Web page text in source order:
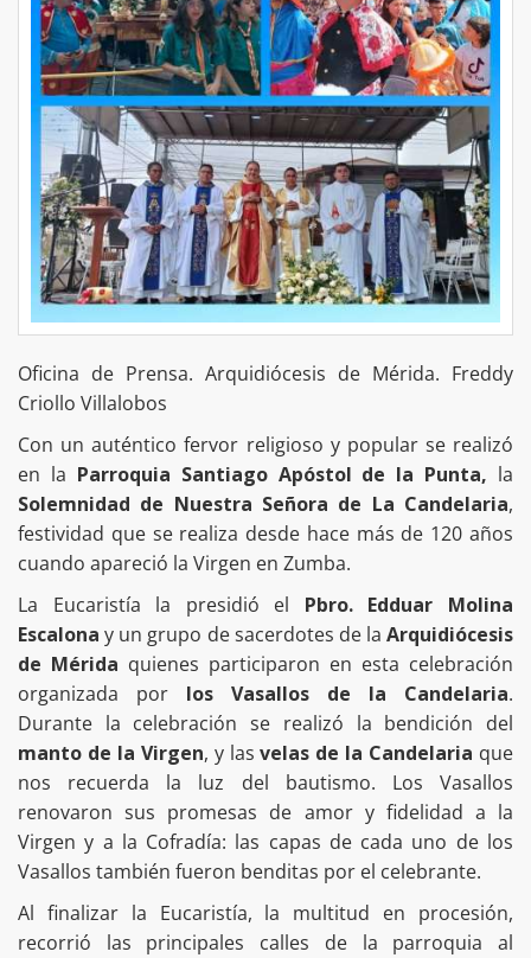
Oficina de Prensa. Arquidiócesis de Mérida. Freddy
Criollo Villalobos
Con un auténtico fervor religioso y popular se realizó
en la Parroquia Santiago Apóstol de la Punta, la
Solemnidad de Nuestra Señora de La Candelaria,
festividad que se realiza desde hace más de 120 años
cuando apareció la Virgen en Zumba.
La Eucaristía la presidió el Pbro. Edduar Molina
Escalonay un grupo de sacerdotes de la Arquidiócesis
de Mérida quienes participaron en esta celebración
organizada por los Vasallos de la Candelaria.
Durante la celebración se realizó la bendición del
manto de la Virgen, y lasvelas de la Candelaria que
nos recuerda la luz del bautismo. Los Vasallos
renovaron sus promesas de amor y fidelidad a la
Virgen y a la Cofradía: las capas de cada uno de los
Vasallos también fueron benditas por el celebrante.
Al finalizar la Eucaristía, la multitud en procesión,
recorrió las principales calles de la parroquia al